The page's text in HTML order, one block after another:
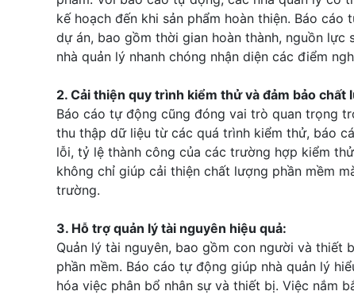
kế hoạch đến khi sản phẩm hoàn thiện. Báo
dự án, bao gồm thời gian hoàn thành, nguồn
nhà quản lý nhanh chóng nhận diện các điểm
2. Cải thiện quy trình kiểm thử và đảm bảo chất
Báo cáo tự động cũng đóng vai trò quan trọng
thu thập dữ liệu từ các quá trình kiểm thử, báo
lỗi, tỷ lệ thành công của các trường hợp kiểm
không chỉ giúp cải thiện chất lượng phần mềm
trường.
3. Hỗ trợ quản lý tài nguyên hiệu quả:
Quản lý tài nguyên, bao gồm con người và
phần mềm. Báo cáo tự động giúp nhà quản lý
hóa việc phân bổ nhân sự và thiết bị. Việc nắm